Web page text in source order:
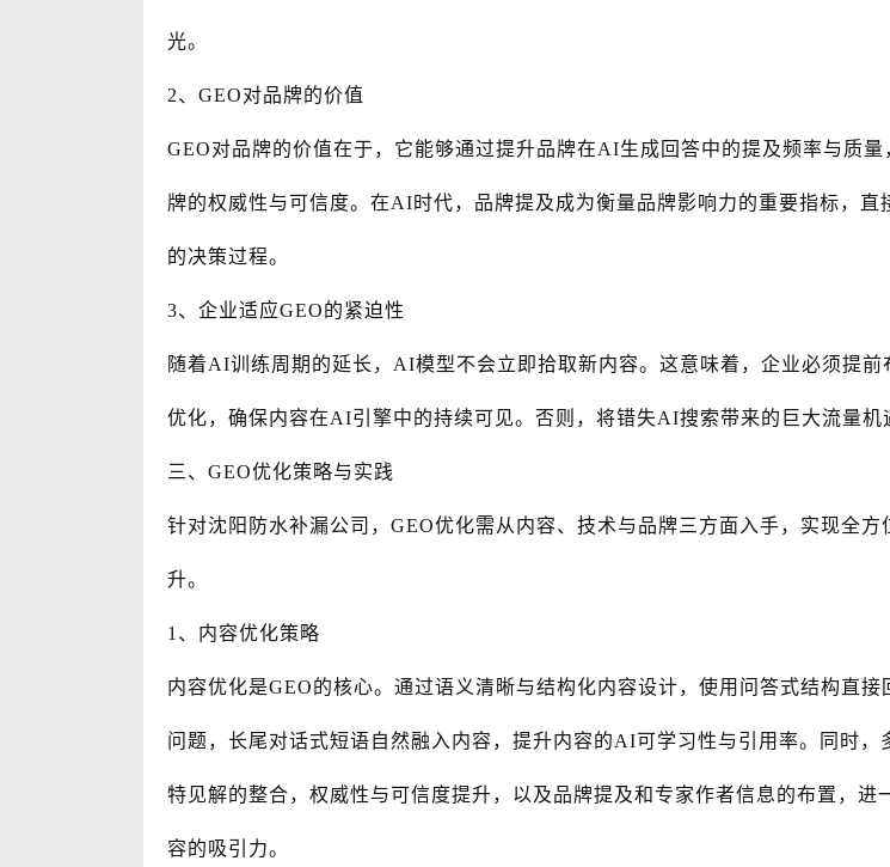
光。
2、GEO对品牌的价值
GEO对品牌的价值在于，它能够通过提升品牌在AI生成回答中的提及频率与质量
牌的权威性与可信度。在AI时代，品牌提及成为衡量品牌影响力的重要指标，直
的决策过程。
3、企业适应GEO的紧迫性
随着AI训练周期的延长，AI模型不会立即拾取新内容。这意味着，企业必须提前
优化，确保内容在AI引擎中的持续可见。否则，将错失AI搜索带来的巨大流量机
三、GEO优化策略与实践
针对沈阳防水补漏公司，GEO优化需从内容、技术与品牌三方面入手，实现全方
升。
1、内容优化策略
内容优化是GEO的核心。通过语义清晰与结构化内容设计，使用问答式结构直接
问题，长尾对话式短语自然融入内容，提升内容的AI可学习性与引用率。同时，
特见解的整合，权威性与可信度提升，以及品牌提及和专家作者信息的布置，进
容的吸引力。